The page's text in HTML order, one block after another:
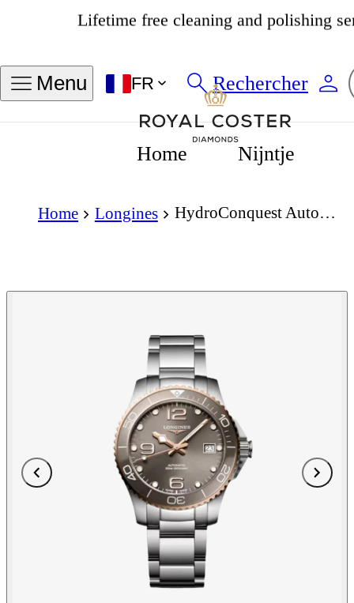
534 avis
Menu FR Rechercher
Home Nijntje
Home Longines